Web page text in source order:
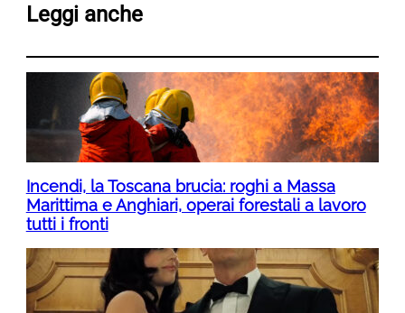
Leggi anche
Incendi, la Toscana brucia: roghi a Massa
Marittima e Anghiari, operai forestali a lavoro
tutti i fronti